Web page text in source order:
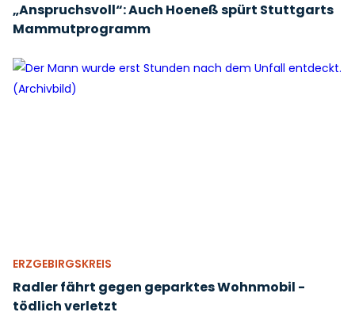
„Anspruchsvoll“: Auch Hoeneß spürt Stuttgarts
Mammutprogramm
ERZGEBIRGSKREIS
Radler fährt gegen geparktes Wohnmobil -
tödlich verletzt